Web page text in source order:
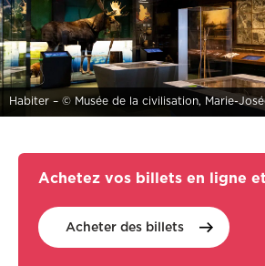
Habiter – © Musée de la civilisation, Marie-
Achetez vos billets en ligne
Acheter des billets